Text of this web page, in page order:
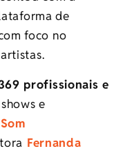
de
foco no
profissionais e
e
Som
Fernanda